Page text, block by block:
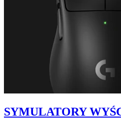
SYMULATORY